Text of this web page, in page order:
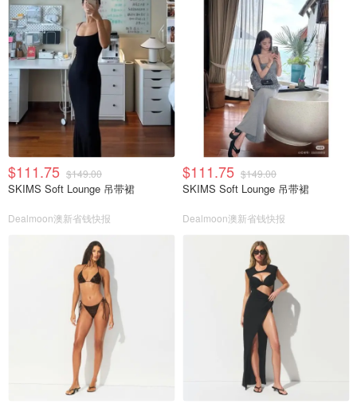
$111.75 $149.00
SKIMS Soft Lounge 吊带裙
Dealmoon澳新省钱快报
$111.75 $149.00
SKIMS Soft Lounge 吊带裙
Dealmoon澳新省钱快报